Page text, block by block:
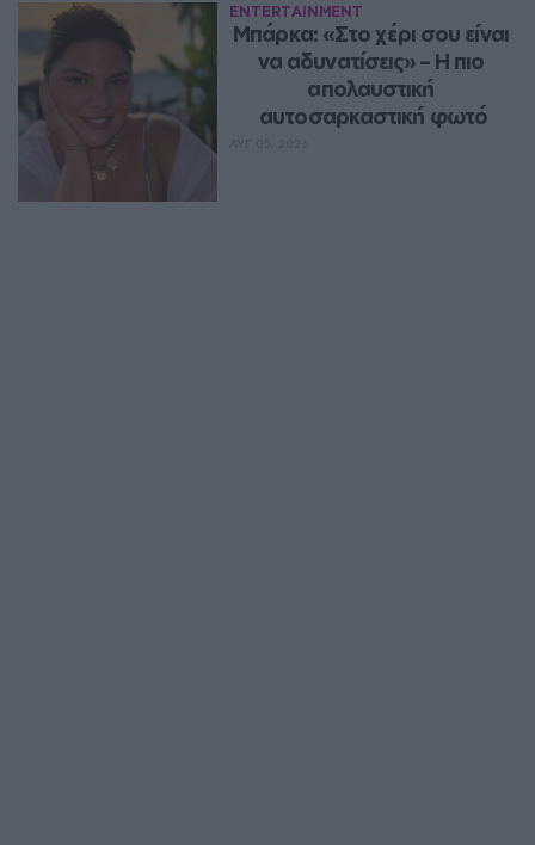
ENTERTAINMENT
Μπάρκα: «Στο χέρι σου είναι
να αδυνατίσεις» – Η πιο
απολαυστική
αυτοσαρκαστική φωτό